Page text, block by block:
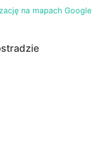
na mapach Google